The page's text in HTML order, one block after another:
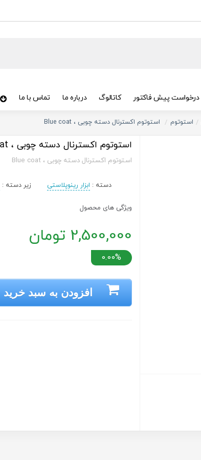
درخواست پیش فاکتور کاتالوگ درباره ما تماس با ما
استوتوم استوتوم اکسترنال دسته چوبی ، Blue coat
استوتوم اکسترنال دسته چوبی ، Blue coat
استوتوم اکسترنال دسته چوبی ، Blue coat
دسته : ابزار رینوپلاستی زیر دسته :
2,500,000 تومان
0.00%
افزودن به سبد خرید